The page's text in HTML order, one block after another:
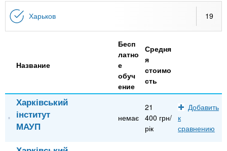
n
t
s
.
i
а
е
и
Онлайн курсы
За рубежом
Харьков 19
Название
Бесп
латно
е
обуч
ение
Средня
я
стоимо
сть
Харківський
інститут
МАУП
немає
21
400 грн/
рік
Добавить
к
сравнению